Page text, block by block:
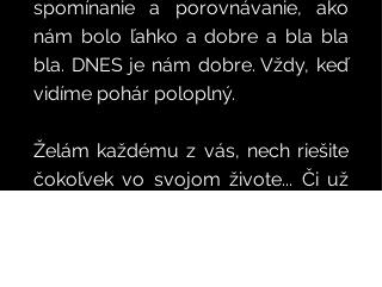
spomínanie a porovnávanie, ako
nám bolo ľahko a dobre a bla bla
bla. DNES je nám dobre. Vždy, keď
vidíme pohár poloplný.
Želám každému z vás, nech riešite
čokoľvek vo svojom živote... Či už